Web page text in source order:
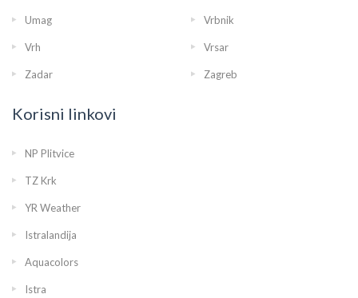
Umag Vrbnik
Vrh Vrsar
Zadar Zagreb
Korisni linkovi
NP Plitvice
TZ Krk
YR Weather
Istralandija
Aquacolors
Istra